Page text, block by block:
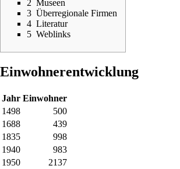
2 Museen
3 Überregionale Firmen
4 Literatur
5 Weblinks
Einwohnerentwicklung
Jahr Einwohner
1498
500
1688
439
1835
998
1940
983
1950
2137